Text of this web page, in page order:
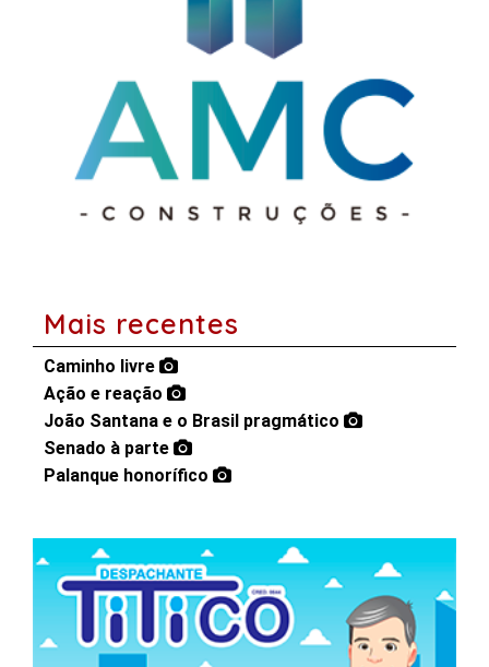
Mais recentes
Caminho livre
Ação e reação
João Santana e o Brasil pragmático
Senado à parte
Palanque honorífico